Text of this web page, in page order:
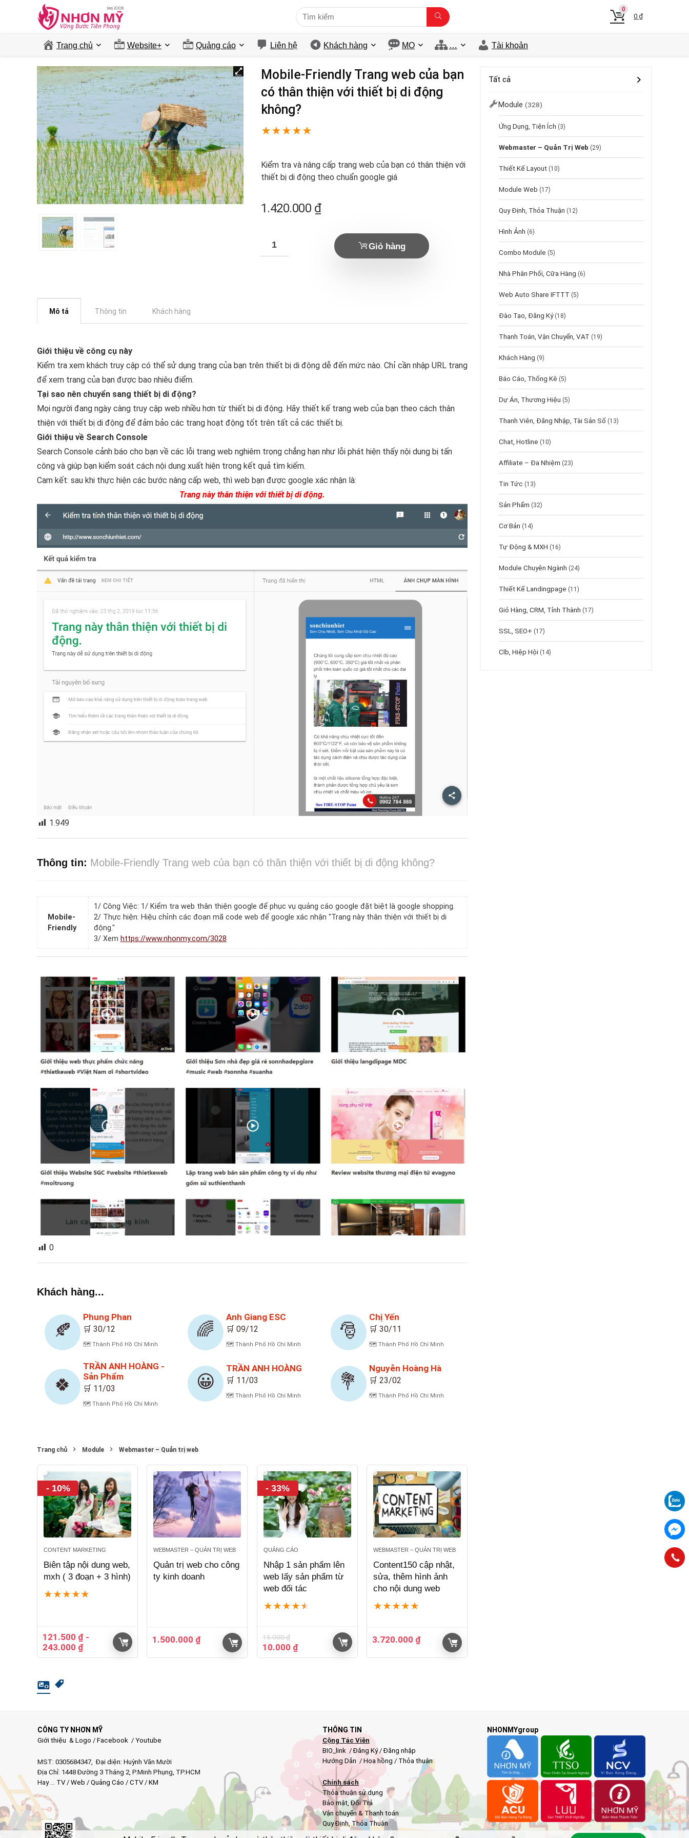
0
0 ₫
Trang chủ Website+ Quảng cáo Liên hệ Khách hàng MO … Tài khoản
Mobile-Friendly Trang web của bạn
có thân thiện với thiết bị di động
không?
★★★★★
Kiểm tra và nâng cấp trang web của bạn có thân thiện với
thiết bị di động theo chuẩn google giá
1.420.000 ₫
Giỏ hàng
Mô tả Thông tin Khách hàng
Giới thiệu về công cụ này
Kiểm tra xem khách truy cập có thể sử dụng trang của bạn trên thiết bị di động dễ đến mức nào. Chỉ cần nhập URL trang
để xem trang của bạn được bao nhiêu điểm.
Tại sao nên chuyển sang thiết bị di động?
Mọi người đang ngày càng truy cập web nhiều hơn từ thiết bị di động. Hãy thiết kế trang web của bạn theo cách thân
thiện với thiết bị di động để đảm bảo các trang hoạt động tốt trên tất cả các thiết bị.
Giới thiệu về Search Console
Search Console cảnh báo cho bạn về các lỗi trang web nghiêm trọng chẳng hạn như lỗi phát hiện thấy nội dung bị tấn
công và giúp bạn kiểm soát cách nội dung xuất hiện trong kết quả tìm kiếm.
Cam kết: sau khi thực hiện các bước nâng cấp web, thì web bạn được google xác nhận là:
Trang này thân thiện với thiết bị di động.
1.949
Thông tin: Mobile-Friendly Trang web của bạn có thân thiện với thiết bị di động không?
Mobile-
Friendly
1/ Công Việc: 1/ Kiểm tra web thân thiện google để phục vụ quảng cáo google đặt biệt là google shopping.
2/ Thực hiện: Hiệu chỉnh các đoạn mã code web để google xác nhận "Trang này thân thiện với thiết bị di
động."
3/ Xem https://www.nhonmy.com/3028
0
Khách hàng...
🍂
Phung Phan
🛒 30/12
🗺️ Thành Phố Hồ Chí Minh
🌈
Anh Giang ESC
🛒 09/12
🗺️ Thành Phố Hồ Chí Minh
🎅
Chị Yến
🛒 30/11
🗺️ Thành Phố Hồ Chí Minh
🍀
TRẦN ANH HOÀNG -
Sản Phẩm
🛒 11/03
🗺️ Thành Phố Hồ Chí Minh
😀
TRẦN ANH HOÀNG
🛒 11/03
🗺️ Thành Phố Hồ Chí Minh
💐
Nguyễn Hoàng Hà
🛒 23/02
🗺️ Thành Phố Hồ Chí Minh
Trang chủ Module Webmaster – Quản trị web
- 10%
CONTENT MARKETING
Biên tập nội dung web,
mxh ( 3 đoạn + 3 hình)
★ ★ ★ ★ ★
121.500 ₫ -
243.000 ₫
WEBMASTER – QUẢN TRỊ WEB
Quản trị web cho công
ty kinh doanh
1.500.000 ₫
- 33%
QUẢNG CÁO
Nhập 1 sản phẩm lên
web lấy sản phẩm từ
web đối tác
★ ★ ★ ★ ★
15.000₫
Giá
gốc
10.000 ₫Giá
hiện
WEBMASTER – QUẢN TRỊ WEB
Content150 cập nhật,
sửa, thêm hình ảnh
cho nội dung web
★ ★ ★ ★ ★
3.720.000 ₫
Tất cả
Module (328)
Ứng Dụng, Tiện Ích (3)
Webmaster – Quản Trị Web (29)
Thiết Kế Layout (10)
Module Web (17)
Quy Định, Thỏa Thuận (12)
Hình Ảnh (6)
Combo Module (5)
Nhà Phân Phối, Cữa Hàng (6)
Web Auto Share IFTTT (5)
Đào Tạo, Đăng Ký (18)
Thanh Toán, Vận Chuyển, VAT (19)
Khách Hàng (9)
Báo Cáo, Thống Kê (5)
Dự Án, Thương Hiệu (5)
Thanh Viên, Đăng Nhập, Tài Sản Số (13)
Chat, Hotline (10)
Affiliate – Đa Nhiệm (23)
Tin Tức (13)
Sản Phẩm (32)
Cơ Bản (14)
Tự Động & MXH (16)
Module Chuyên Ngành (24)
Thiết Kế Landingpage (11)
Giỏ Hàng, CRM, Tỉnh Thành (17)
SSL, SEO+ (17)
Clb, Hiệp Hội (14)
CÔNG TY NHƠN MỸ
Giới thiệu & Logo / Facebook / Youtube
MST: 0305684347, Đại diện: Huỳnh Văn Mười
Địa Chỉ: 1448 Đường 3 Tháng 2, P.Minh Phụng, TP.HCM
Hay …
TV/ Web / Quảng Cáo / CTV/ KM
THÔNG TIN
Cộng Tác Viên
BIO_link /Đăng Ký /Đăng nhập
Hướng Dẫn / Hoa hồng /Thỏa thuận
Chính sách
Thỏa thuận sử dụng
Bảo mật,Đổi Trả
Vận chuyển & Thanh toán
Quy Định,Thỏa Thuận
NHONMYgroup